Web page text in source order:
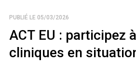
PUBLIÉ LE 05/03/2026
ACT EU : participez
cliniques en